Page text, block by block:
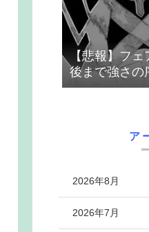
【悲報】フ
後まで強さの
ア
2026年8月
2026年7月